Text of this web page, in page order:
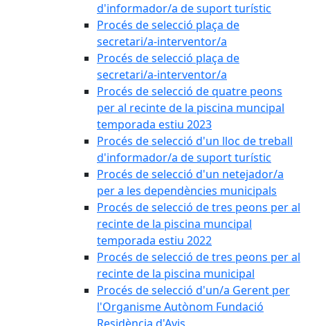
d'informador/a de suport turístic
Procés de selecció plaça de
secretari/a-interventor/a
Procés de selecció plaça de
secretari/a-interventor/a
Procés de selecció de quatre peons
per al recinte de la piscina muncipal
temporada estiu 2023
Procés de selecció d'un lloc de treball
d'informador/a de suport turístic
Procés de selecció d'un netejador/a
per a les dependències municipals
Procés de selecció de tres peons per al
recinte de la piscina muncipal
temporada estiu 2022
Procés de selecció de tres peons per al
recinte de la piscina municipal
Procés de selecció d'un/a Gerent per
l'Organisme Autònom Fundació